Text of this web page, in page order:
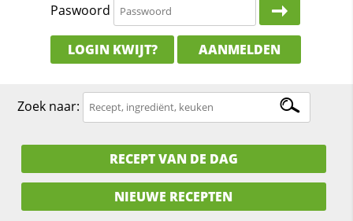
Paswoord
LOGIN KWIJT? AANMELDEN
Zoek naar:
RECEPT VAN DE DAG
NIEUWE RECEPTEN